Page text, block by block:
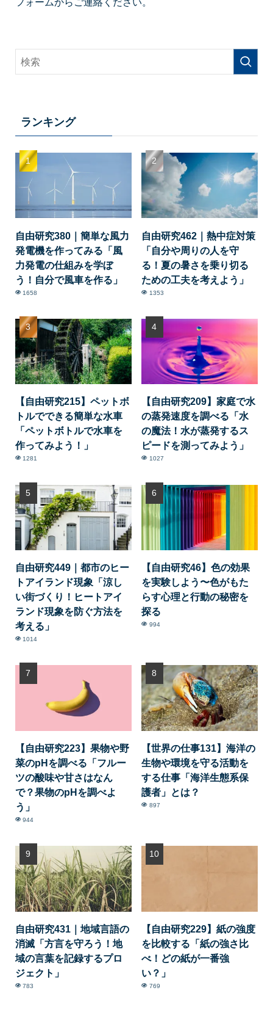
ランキング
自由研究380｜簡単な風力
発電機を作ってみる「風
力発電の仕組みを学ぼ
う！自分で風車を作る」
1658
自由研究462｜熱中症対策
「自分や周りの人を守
る！夏の暑さを乗り切る
ための工夫を考えよう」
1353
【自由研究215】ペットボ
トルでできる簡単な水車
「ペットボトルで水車を
作ってみよう！」
1281
【自由研究209】家庭で水
の蒸発速度を調べる「水
の魔法！水が蒸発するス
ピードを測ってみよう」
1027
自由研究449｜都市のヒー
トアイランド現象「涼し
い街づくり！ヒートアイ
ランド現象を防ぐ方法を
考える」
1014
【自由研究46】色の効果
を実験しよう〜色がもた
らす心理と行動の秘密を
探る
994
【自由研究223】果物や野
菜のpHを調べる「フルー
ツの酸味や甘さはなん
で？果物のpHを調べよ
う」
944
【世界の仕事131】海洋の
生物や環境を守る活動を
する仕事「海洋生態系保
護者」とは？
897
自由研究431｜地域言語の
消滅「方言を守ろう！地
域の言葉を記録するプロ
ジェクト」
783
【自由研究229】紙の強度
を比較する「紙の強さ比
べ！どの紙が一番強
い？」
769